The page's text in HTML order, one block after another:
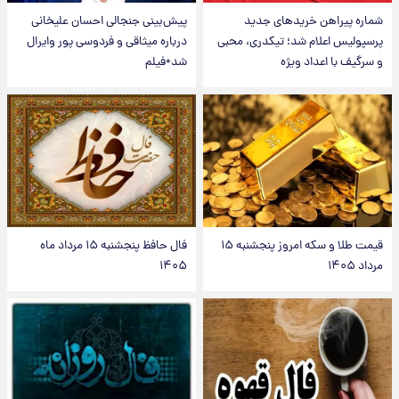
شماره پیراهن خریدهای جدید
پرسپولیس اعلام شد؛ تیکدری، محبی
و سرگیف با اعداد ویژه
پیش‌بینی جنجالی احسان علیخانی
درباره میثاقی و فردوسی پور وایرال
شد+فیلم
قیمت طلا و سکه امروز پنجشنبه ۱۵
مرداد ۱۴۰۵
فال حافظ پنجشنبه ۱۵ مرداد ماه
۱۴۰۵